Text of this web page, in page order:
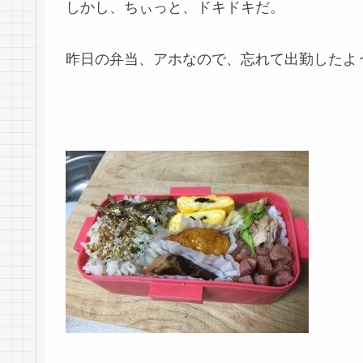
しかし、ちぃっと、ドキドキだ。
昨日の弁当、アホなので、忘れて出勤したよ